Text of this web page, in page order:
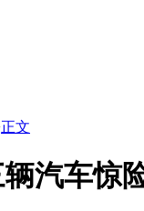
正文
汽车惊